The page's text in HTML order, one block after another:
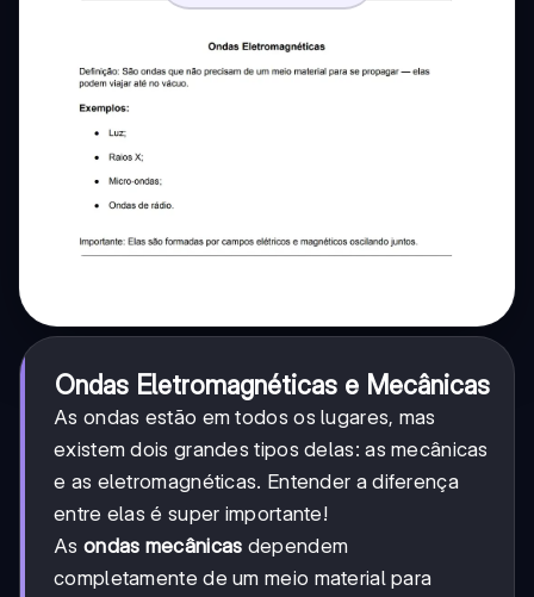
Ondas Eletromagnéticas e Mecânicas
As ondas estão em todos os lugares, mas
existem dois grandes tipos delas: as mecânicas
e as eletromagnéticas. Entender a diferença
entre elas é super importante!
As ondas mecânicas dependem
completamente de um meio material para